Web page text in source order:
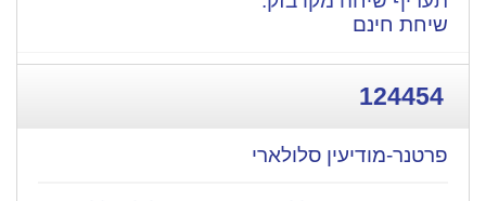
שיחת חינם
124454
פרטנר-מודיעין סלולארי